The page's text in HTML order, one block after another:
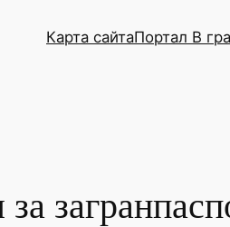
Карта сайтаПортал В